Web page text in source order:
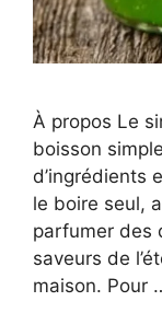
À propos Le
boisson
d’ingrédients
le boire seul,
parfumer des
saveurs de
maison. Pour